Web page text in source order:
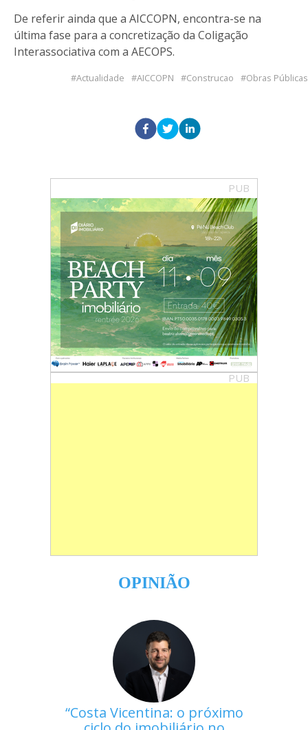
De referir ainda que a AICCOPN, encontra-se na
última fase para a concretização da Coligação
Interassociativa com a AECOPS.
Actualidade AICCOPN Construcao Obras Públicas
PUB
PUB
OPINIÃO
Costa Vicentina: o próximo